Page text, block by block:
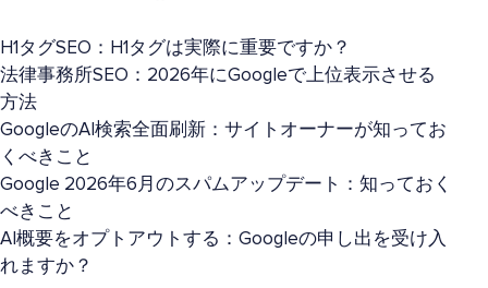
H1タグSEO：H1タグは実際に重要ですか？
法律事務所SEO：2026年にGoogleで上位表示させる
方法
GoogleのAI検索全面刷新：サイトオーナーが知ってお
くべきこと
Google 2026年6月のスパムアップデート：知っておく
べきこと
AI概要をオプトアウトする：Googleの申し出を受け入
れますか？